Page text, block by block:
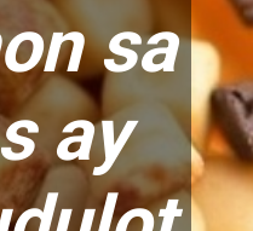
sa
ay